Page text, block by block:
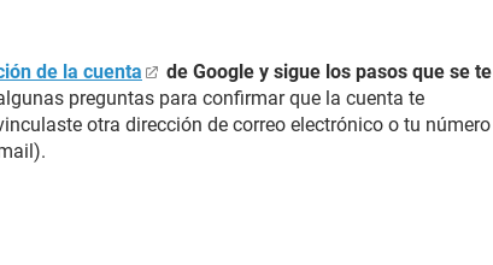
de la cuenta
de Google y sigue los pasos que se te
preguntas para confirmar que la cuenta te
otra dirección de correo electrónico o tu número